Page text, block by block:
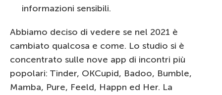
informazioni sensibili.
Abbiamo deciso di vedere se nel 2021 è
cambiato qualcosa e come. Lo studio si è
concentrato sulle nove app di incontri più
popolari: Tinder, OKCupid, Badoo, Bumble,
Mamba, Pure, Feeld, Happn ed Her. La